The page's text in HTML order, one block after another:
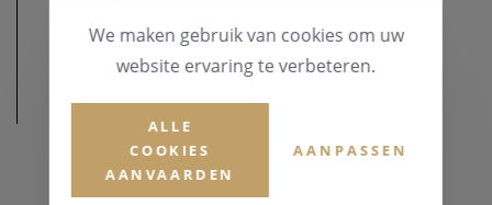
MATERIAAL
MATERIAAL & KLEUR
Goud 18 karaat
We maken gebruik van cookies om uw
website ervaring te verbeteren.
ALLE
COOKIES
AANVAARDEN
AANPASSEN